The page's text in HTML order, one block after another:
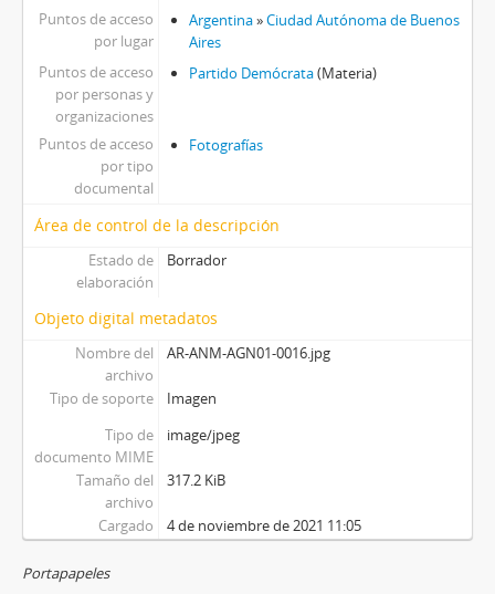
Puntos de acceso
por lugar
Argentina»Ciudad Autónoma de Buenos
Aires
Puntos de acceso
por personas y
organizaciones
Partido Demócrata(Materia)
Puntos de acceso
por tipo
documental
Fotografías
Área de control de la descripción
Estado de
elaboración
Borrador
Objeto digital metadatos
Nombre del
archivo
AR-ANM-AGN01-0016.jpg
Tipo de soporte
Imagen
Tipo de
documento MIME
image/jpeg
Tamaño del
archivo
317.2 KiB
Cargado 4 de noviembre de 2021 11:05
Portapapeles